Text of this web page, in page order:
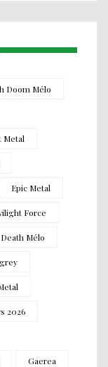
Doom Mélo
Metal
Epic Metal
Force
Death Mélo
2026
Gaerea